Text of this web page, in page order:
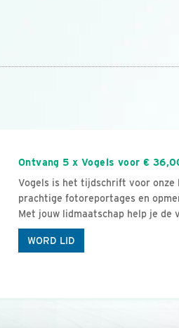
Ontvang 5 x Vogels voor €
Vogels is het tijdschrift voor onze
prachtige fotoreportages en
Met jouw lidmaatschap help je de
WORD LID